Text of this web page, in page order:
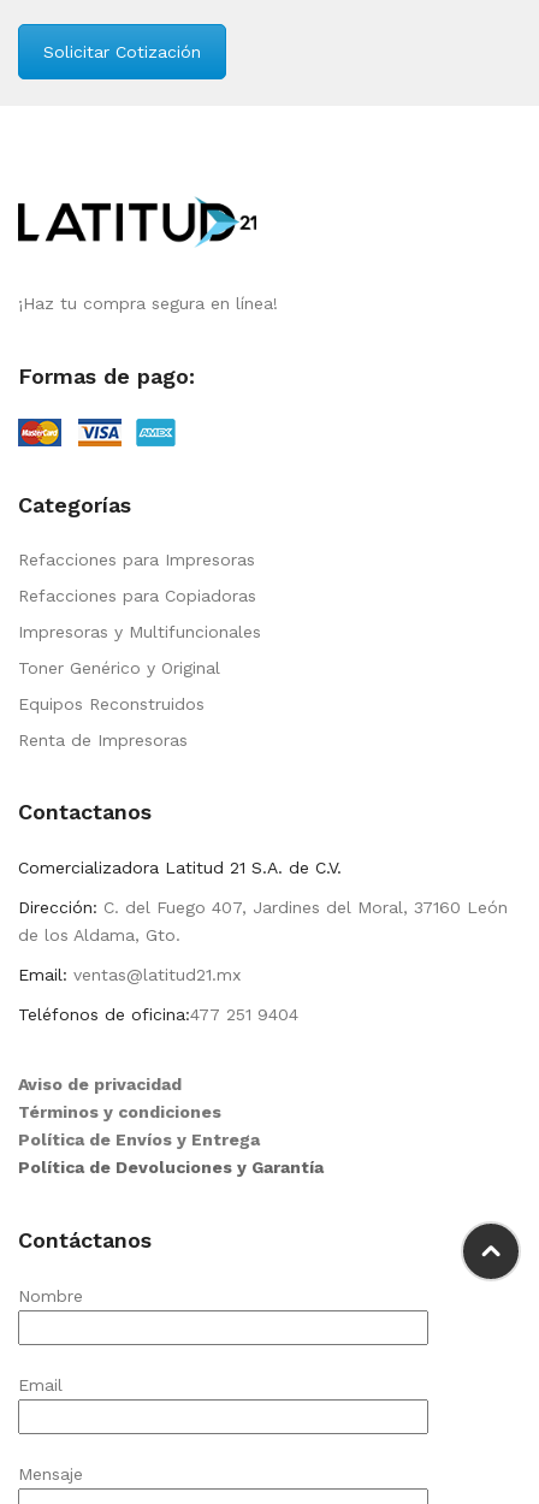
Solicitar Cotización
¡Haz tu compra segura en línea!
Formas de pago:
Categorías
Refacciones para Impresoras
Refacciones para Copiadoras
Impresoras y Multifuncionales
Toner Genérico y Original
Equipos Reconstruidos
Renta de Impresoras
Contactanos
Comercializadora Latitud 21 S.A. de C.V.
Dirección: C. del Fuego 407, Jardines del Moral, 37160 León
de los Aldama, Gto.
Email: ventas@latitud21.mx
Teléfonos de oficina:477 251 9404
Aviso de privacidad
Términos y condiciones
Política de Envíos y Entrega
Política de Devoluciones y Garantía
Contáctanos
Nombre
Email
Mensaje